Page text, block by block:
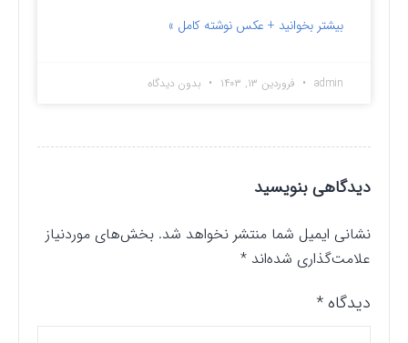
بیشتر بخوانید + عکس نوشته کامل »
admin فروردین ۱۳, ۱۴۰۳ بدون دیدگاه
دیدگاهی بنویسید
نشانی ایمیل شما منتشر نخواهد شد. بخش‌های موردنیاز
علامت‌گذاری شده‌اند*
دیدگاه*